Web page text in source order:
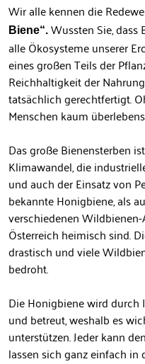
Wir alle kennen die
Biene“. Wussten Sie,
alle Ökosysteme unserer
eines großen Teils der
Reichhaltigkeit der
tatsächlich gerechtfertigt.
Menschen kaum
Das große Bienensterben
Klimawandel, die
und auch der Einsatz von
bekannte Honigbiene, als
verschiedenen
Österreich heimisch sind.
drastisch und viele
bedroht.
Die Honigbiene wird
und betreut, weshalb es
unterstützen. Jeder kann
lassen sich ganz einfach in